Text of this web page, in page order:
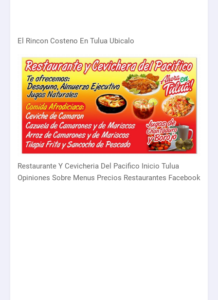
El Rincon Costeno En Tulua Ubicalo
Restaurante Y Cevicheria Del Pacifico Inicio Tulua
Opiniones Sobre Menus Precios Restaurantes Facebook